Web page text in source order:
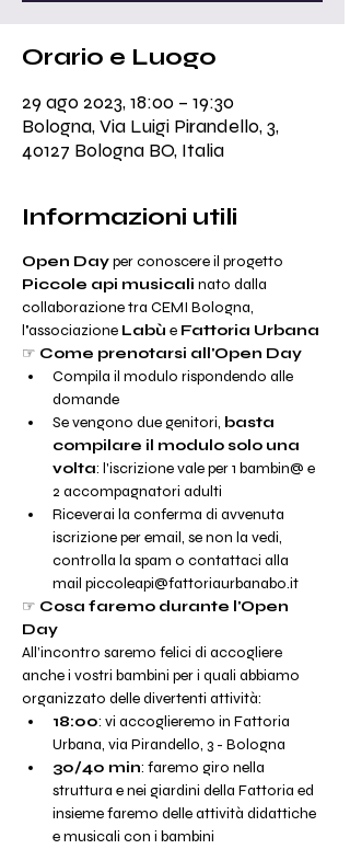
Orario e Luogo
29 ago 2023, 18:00 – 19:30
Bologna, Via Luigi Pirandello, 3,
40127 Bologna BO, Italia
Informazioni utili
Open Day per conoscere il progetto
Piccole api musicali nato dalla
collaborazione tra CEMI Bologna,
l'associazione Labù e Fattoria Urbana
☞ Come prenotarsi all'Open Day
Compila il modulo rispondendo alle
domande
Se vengono due genitori, basta
compilare il modulo solo una
volta: l'iscrizione vale per 1 bambin@ e
2 accompagnatori adulti
Riceverai la conferma di avvenuta
iscrizione per email, se non la vedi,
controlla la spam o contattaci alla
mail piccoleapi@fattoriaurbanabo.it
☞ Cosa faremo durante l'Open
Day
All’incontro saremo felici di accogliere
anche i vostri bambini per i quali abbiamo
organizzato delle divertenti attività:
18:00: vi accoglieremo in Fattoria
Urbana, via Pirandello, 3 - Bologna
30/40 min: faremo giro nella
struttura e nei giardini della Fattoria ed
insieme faremo delle attività didattiche
e musicali con i bambini